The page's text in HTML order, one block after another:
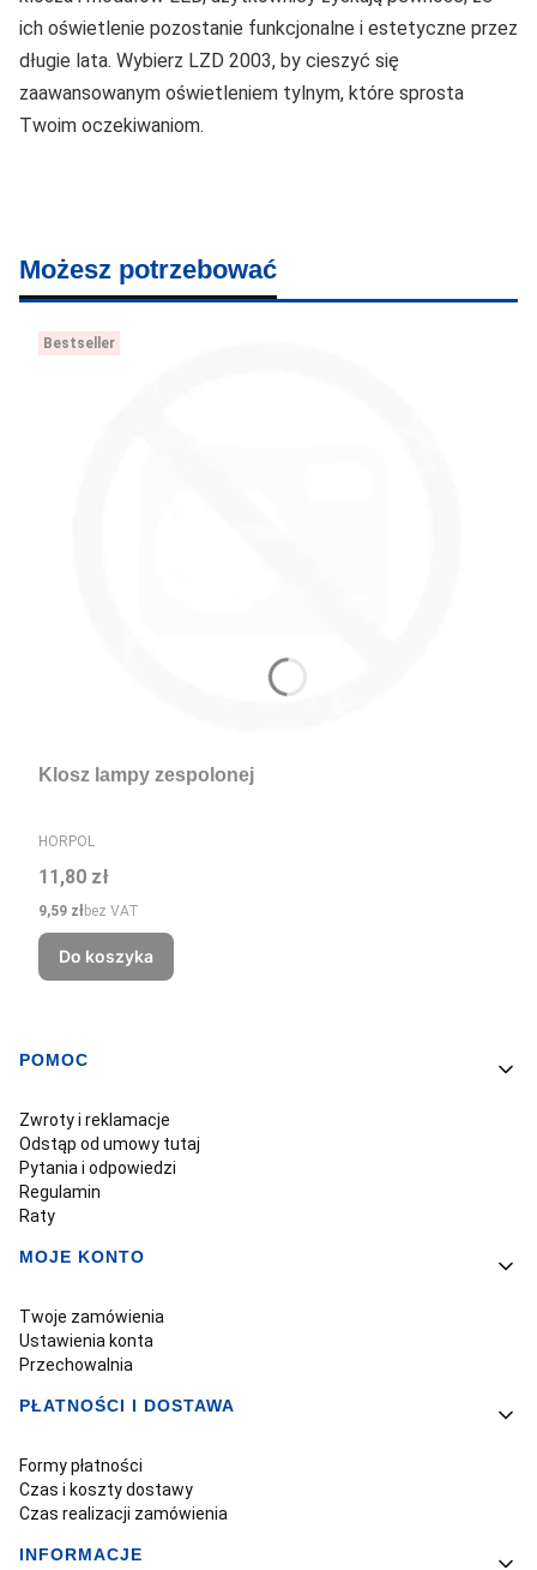
ich oświetlenie pozostanie funkcjonalne i estetyczne przez
długie lata. Wybierz LZD 2003, by cieszyć się
zaawansowanym oświetleniem tylnym, które sprosta
Twoim oczekiwaniom.
Możesz potrzebować
Bestseller
Klosz lampy zespolonej
PRODUCENT
HORPOL
Cena
11,80 zł
Cena
9,59 złbez VAT
Do koszyka
Linki w stopce
POMOC
Zwroty i reklamacje
Odstąp od umowy tutaj
Pytania i odpowiedzi
Regulamin
Raty
MOJE KONTO
Twoje zamówienia
Ustawienia konta
Przechowalnia
PŁATNOŚCI I DOSTAWA
Formy płatności
Czas i koszty dostawy
Czas realizacji zamówienia
INFORMACJE